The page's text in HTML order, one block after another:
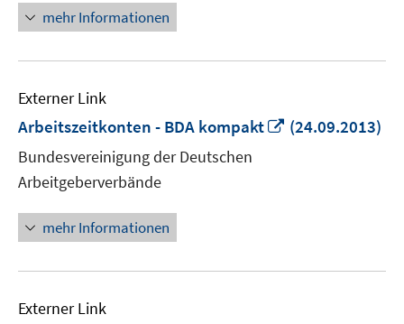
mehr Informationen
Externer Link
Arbeitszeitkonten - BDA kompakt
In
(24.09.2013)
Bundesvereinigung der Deutschen
Arbeitgeberverbände
mehr Informationen
Externer Link